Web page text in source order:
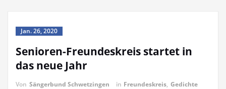
Jan. 26, 2020
Senioren-Freundeskreis startet in
das neue Jahr
Von Sängerbund Schwetzingen in Freundeskreis, Gedichte